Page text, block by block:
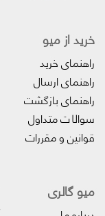
خرید از میو
راهنمای خرید
راهنمای ارسال
راهنمای بازگشت
سوالات متداول
قوانین و مقررات
میو گالری